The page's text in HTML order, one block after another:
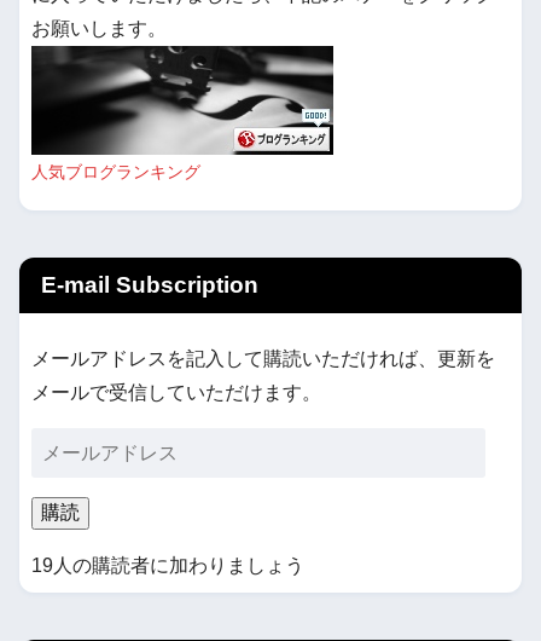
お願いします。
人気ブログランキング
E-mail Subscription
メールアドレスを記入して購読いただければ、更新を
メールで受信していただけます。
購読
19人の購読者に加わりましょう